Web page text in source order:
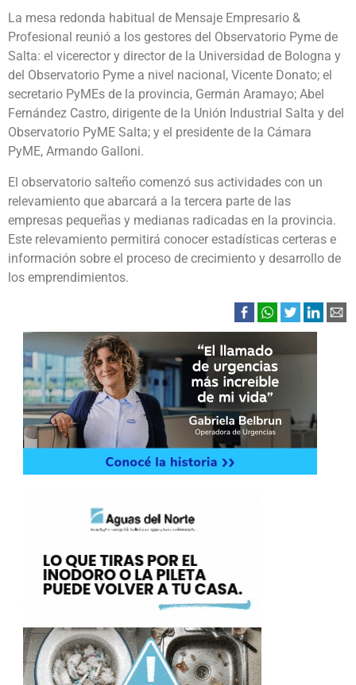
La mesa redonda habitual de Mensaje Empresario &
Profesional reunió a los gestores del Observatorio Pyme de
Salta: el vicerector y director de la Universidad de Bologna y
del Observatorio Pyme a nivel nacional, Vicente Donato; el
secretario PyMEs de la provincia, Germán Aramayo; Abel
Fernández Castro, dirigente de la Unión Industrial Salta y del
Observatorio PyME Salta; y el presidente de la Cámara
PyME, Armando Galloni.
El observatorio salteño comenzó sus actividades con un
relevamiento que abarcará a la tercera parte de las
empresas pequeñas y medianas radicadas en la provincia.
Este relevamiento permitirá conocer estadísticas certeras e
información sobre el proceso de crecimiento y desarrollo de
los emprendimientos.